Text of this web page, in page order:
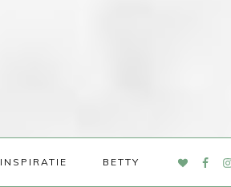
INSPIRATIE BETTY
NAV